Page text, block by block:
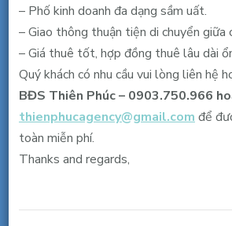
– Phố kinh doanh đa dạng sầm uất.
– Giao thông thuận tiện di chuyển giữa
– Giá thuê tốt, hợp đồng thuê lâu dài
Quý khách có nhu cầu vui lòng liên hệ
BĐS Thiên Phúc – 0903.750.966
thienphucagency@gmail.com để
toàn miễn phí.
Thanks and regards,